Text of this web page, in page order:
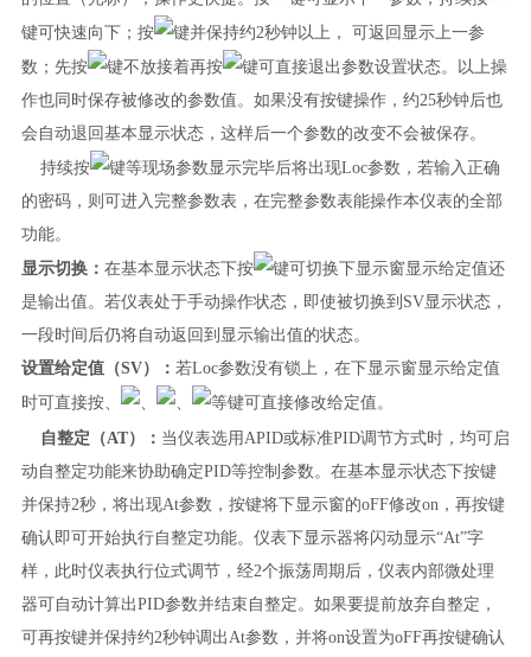
键可快速向下；按
键并保持约2秒钟以上， 可返回显示上一参
数；先按
键不放接着再按
键可直接退出参数设置状态。以上操
作也同时保存被修改的参数值。如果没有按键操作，约25秒钟后也
会自动退回基本显示状态，这样后一个参数的改变不会被保存。
持续按
键等现场参数显示完毕后将出现Loc参数，若输入正确
的密码，则可进入完整参数表，在完整参数表能操作本仪表的全部
功能。
显示切换： 在基本显示状态下按
键可切换下显示窗显示给定值还
是输出值。若仪表处于手动操作状态，即使被切换到SV显示状态，
一段时间后仍将自动返回到显示输出值的状态。
设置给定值（SV）： 若Loc参数没有锁上，在下显示窗显示给定值
时可直接按、
、 、
等键可直接修改给定值。
自整定（AT）： 当仪表选用APID或标准PID调节方式时，均可启
动自整定功能来协助确定PID等控制参数。在基本显示状态下按键
并保持2秒，将出现At参数，按键将下显示窗的oFF修改on，再按键
确认即可开始执行自整定功能。仪表下显示器将闪动显示“At”字
样，此时仪表执行位式调节，经2个振荡周期后，仪表内部微处理
器可自动计算出PID参数并结束自整定。如果要提前放弃自整定，
可再按键并保持约2秒钟调出At参数，并将on设置为oFF再按键确认